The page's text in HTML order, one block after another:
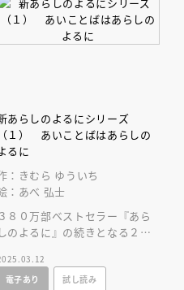
あらしのよるにシリーズ
（１） あいことばはあらしの
るに
：きむら ゆういち
：あべ 弘士
３８０万部ベストセラー『あら
しのよるに』の続きとなる２０
な人を信じる素晴らしさを感
じる絵本！
電子あり
試し読み